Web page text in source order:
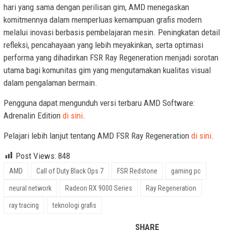
hari yang sama dengan perilisan gim, AMD menegaskan
komitmennya dalam memperluas kemampuan grafis modern
melalui inovasi berbasis pembelajaran mesin. Peningkatan detail
refleksi, pencahayaan yang lebih meyakinkan, serta optimasi
performa yang dihadirkan FSR Ray Regeneration menjadi sorotan
utama bagi komunitas gim yang mengutamakan kualitas visual
dalam pengalaman bermain.
Pengguna dapat mengunduh versi terbaru AMD Software:
Adrenalin Edition di sini.
Pelajari lebih lanjut tentang AMD FSR Ray Regeneration di sini.
Post Views: 848
AMD Call of Duty Black Ops 7 FSR Redstone gaming pc
neural network Radeon RX 9000 Series Ray Regeneration
ray tracing teknologi grafis
SHARE